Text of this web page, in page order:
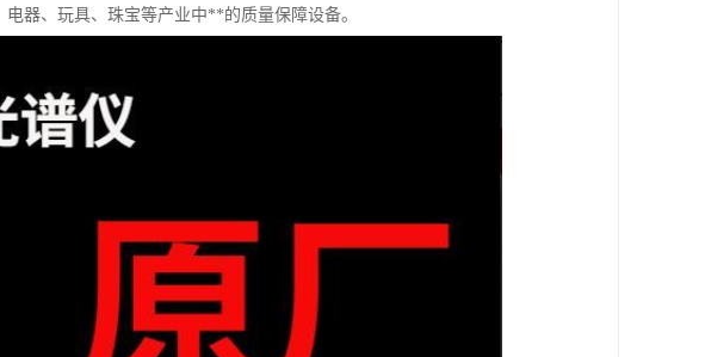
器、玩具、珠宝等产业中**的质量保障设备。